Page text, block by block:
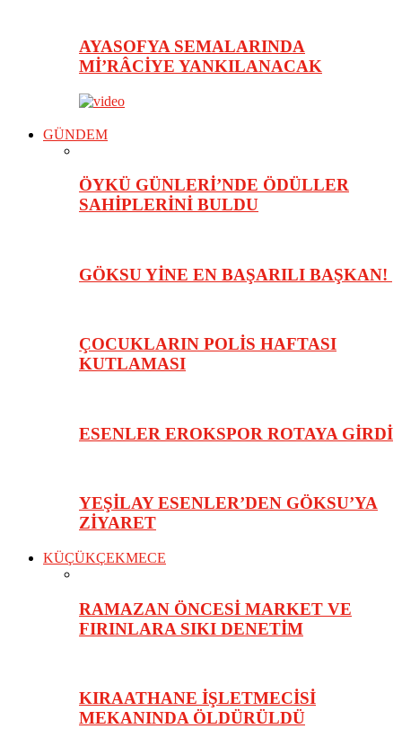
AYASOFYA SEMALARINDA
Mİ’RÂCİYE YANKILANACAK
GÜNDEM
ÖYKÜ GÜNLERİ’NDE ÖDÜLLER
SAHİPLERİNİ BULDU
GÖKSU YİNE EN BAŞARILI BAŞKAN!
ÇOCUKLARIN POLİS HAFTASI
KUTLAMASI
ESENLER EROKSPOR ROTAYA GİRDİ
YEŞİLAY ESENLER’DEN GÖKSU’YA
ZİYARET
KÜÇÜKÇEKMECE
RAMAZAN ÖNCESİ MARKET VE
FIRINLARA SIKI DENETİM
KIRAATHANE İŞLETMECİSİ
MEKANINDA ÖLDÜRÜLDÜ